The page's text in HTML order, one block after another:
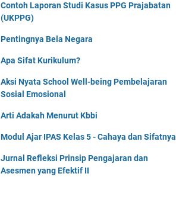
Contoh Laporan Studi Kasus PPG Prajabatan
(UKPPG)
Pentingnya Bela Negara
Apa Sifat Kurikulum?
Aksi Nyata School Well-being Pembelajaran
Sosial Emosional
Arti Adakah Menurut Kbbi
Modul Ajar IPAS Kelas 5 - Cahaya dan Sifatnya
Jurnal Refleksi Prinsip Pengajaran dan
Asesmen yang Efektif II